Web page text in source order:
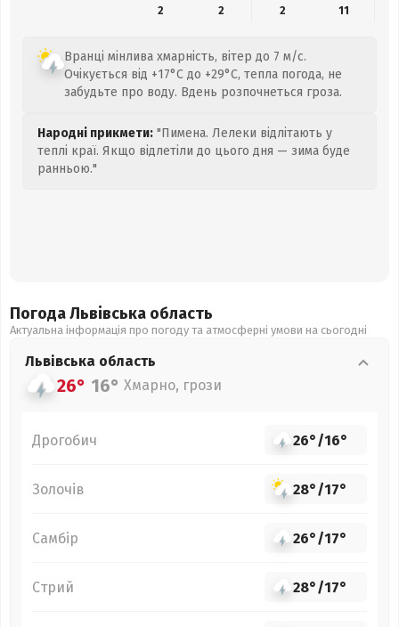
2
2 2 11
Вранці мінлива хмарність, вітер до 7 м/с.
Очікується від +17°C до +29°C, тепла погода, не
забудьте про воду. Вдень розпочнеться гроза.
Народні прикмети: "Пимена. Лелеки відлітають у
теплі краї. Якщо відлетіли до цього дня — зима буде
ранньою."
Погода Львівська область
Актуальна інформація про погоду та атмосферні умови на сьогодні
Львівська область
26° 16° Хмарно, грози
Дрогобич 26°/16°
Золочів 28°/17°
Самбір 26°/17°
Стрий 28°/17°